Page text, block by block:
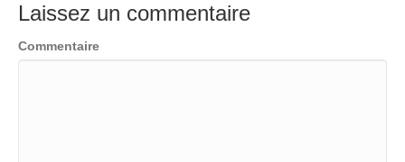
Laissez un commentaire
Commentaire